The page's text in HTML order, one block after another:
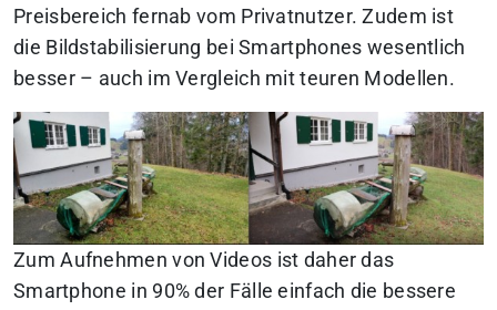
Preisbereich fernab vom Privatnutzer. Zudem ist
die Bildstabilisierung bei Smartphones wesentlich
besser – auch im Vergleich mit teuren Modellen.
Zum Aufnehmen von Videos ist daher das
Smartphone in 90% der Fälle einfach die bessere